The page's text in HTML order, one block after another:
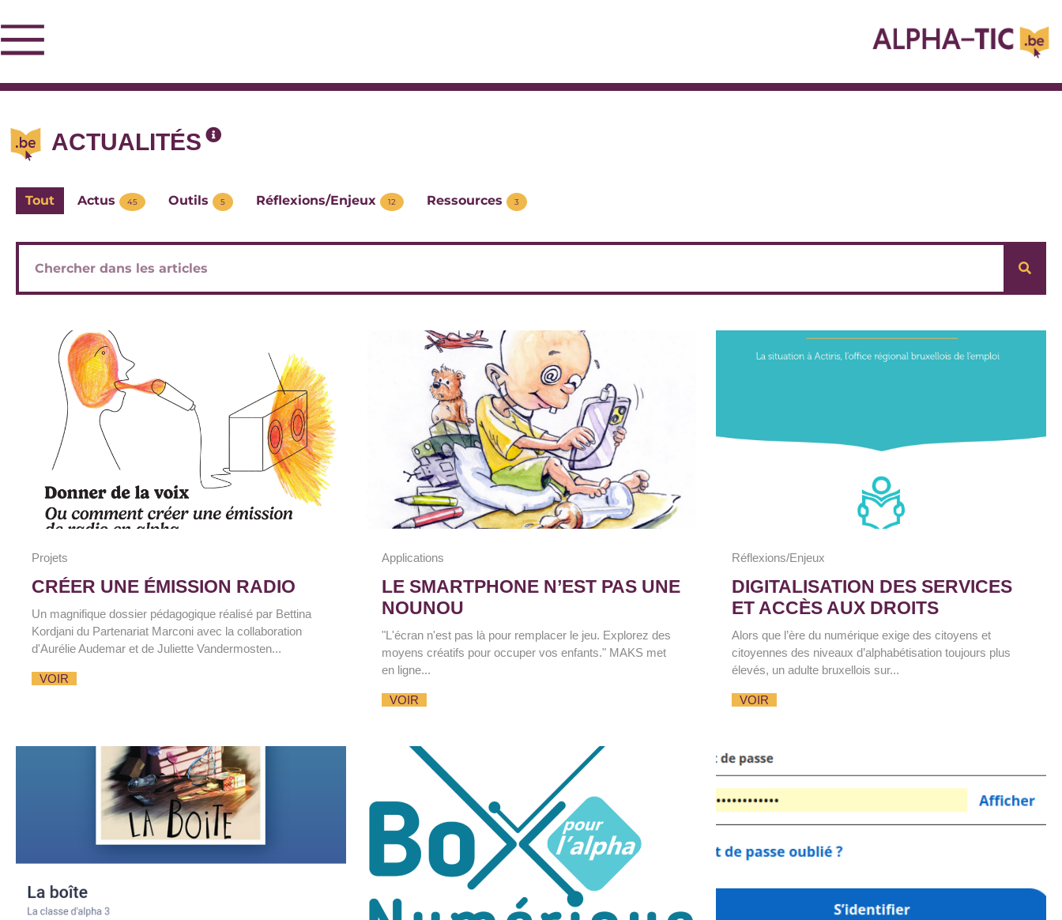
ACTUALITÉS
Tout Actus 45 Outils 5 Réflexions/Enjeux 12 Ressources 3
Projets
CRÉER UNE ÉMISSION RADIO
Un magnifique dossier pédagogique réalisé par Bettina
Kordjani du Partenariat Marconi avec la collaboration
d'Aurélie Audemar et de Juliette Vandermosten...
VOIR
Applications
LE SMARTPHONE N’EST PAS UNE
NOUNOU
"L'écran n'est pas là pour remplacer le jeu. Explorez des
moyens créatifs pour occuper vos enfants." MAKS met
en ligne...
VOIR
Réflexions/Enjeux
DIGITALISATION DES SERVICES
ET ACCÈS AUX DROITS
Alors que l’ère du numérique exige des citoyens et
citoyennes des niveaux d’alphabétisation toujours plus
élevés, un adulte bruxellois sur...
VOIR